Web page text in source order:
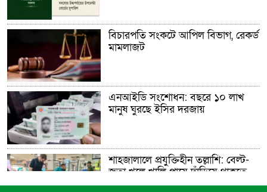
বিচারপতি সংকটে আপিল বিভাগ, রেকর্ড
মামলাজট
এনআইডি সংশোধন: বছরে ১০ লাখ
মানুষ ঘুরছে ইসির দরজায়
শাহজালালে প্রযুক্তিহীন তল্লাশি: বেল্ট-
জুতা খুলে খালি পায়ে দাঁড়িয়ে থাকতে
হয় যাত্রীদের